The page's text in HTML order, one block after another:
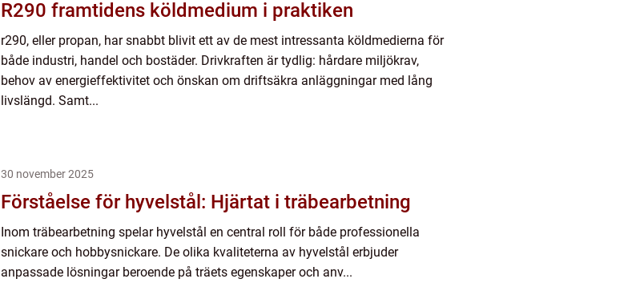
R290 framtidens köldmedium i praktiken
r290, eller propan, har snabbt blivit ett av de mest intressanta köldmedierna för
både industri, handel och bostäder. Drivkraften är tydlig: hårdare miljökrav,
behov av energieffektivitet och önskan om driftsäkra anläggningar med lång
livslängd. Samt...
30 november 2025
Förståelse för hyvelstål: Hjärtat i träbearbetning
Inom träbearbetning spelar hyvelstål en central roll för både professionella
snickare och hobbysnickare. De olika kvaliteterna av hyvelstål erbjuder
anpassade lösningar beroende på träets egenskaper och anv...